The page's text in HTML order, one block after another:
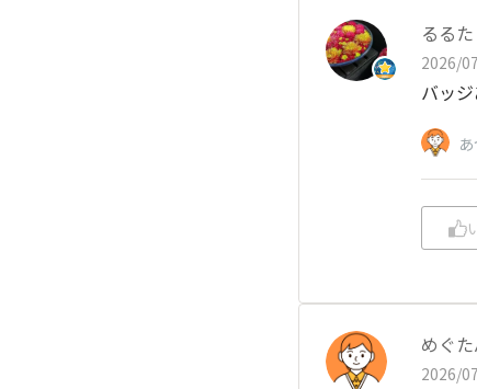
るるた
2026/
バッ
めぐ
2026/